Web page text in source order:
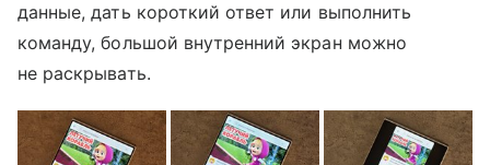
данные, дать короткий ответ или выполнить
команду, большой внутренний экран можно
не раскрывать.